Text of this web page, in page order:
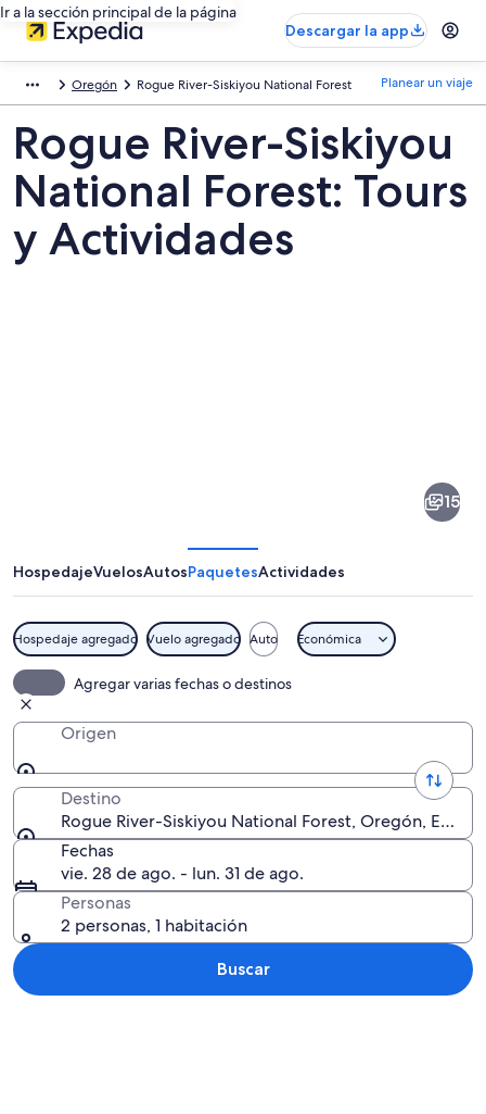
Ir a la sección principal de la página
Descargar la app
Oregón Rogue River-Siskiyou National Forest Planear un viaje
Rogue River-Siskiyou
National Forest: Tours
y Actividades
National
15
HospedajeVuelosAutosPaquetesActividades
Hospedaje agregado Vuelo agregado Auto Económica
Agregar varias fechas o destinos
Origen
Destino
Rogue River-Siskiyou National Forest, Oregón,
Fechas
vie. 28 de ago. - lun. 31 de ago.
Personas
2 personas, 1 habitación
Buscar